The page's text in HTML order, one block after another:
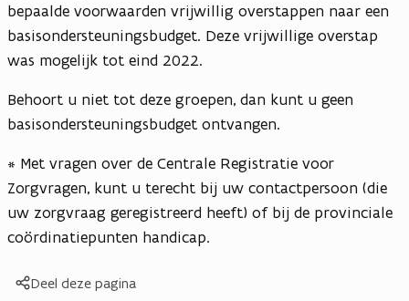
bepaalde voorwaarden vrijwillig overstappen naar een
basisondersteuningsbudget. Deze vrijwillige overstap
was mogelijk tot eind 2022.
Behoort u niet tot deze groepen, dan kunt u geen
basisondersteuningsbudget ontvangen.
* Met vragen over de Centrale Registratie voor
Zorgvragen, kunt u terecht bij uw contactpersoon (die
uw zorgvraag geregistreerd heeft) of bij de provinciale
coördinatiepunten handicap.
Deel deze pagina